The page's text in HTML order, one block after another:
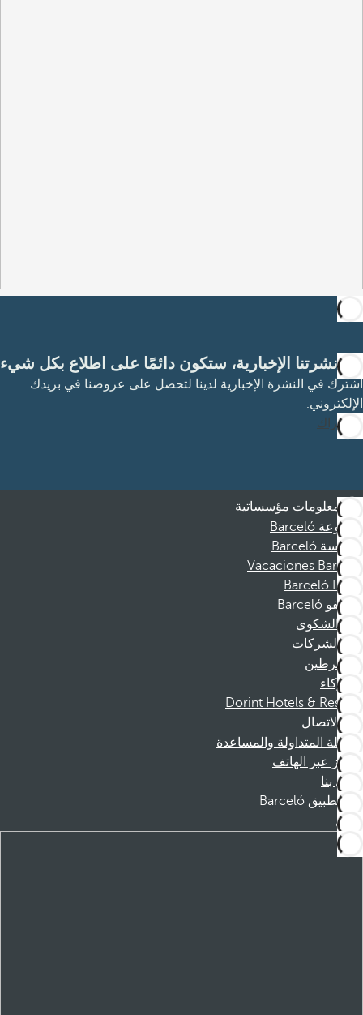
مع نشرتنا الإخبارية، ستكون دائمًا على اطلاع بكل شيء
اشترك في النشرة الإخبارية لدينا لتحصل على عروضنا في بريدك
الإلكتروني.
الاشتراك
معلومات مؤسساتية
مجموعة Barceló
مؤسسة Barceló
Vacaciones Barceló
Barceló Films
موظفو Barceló
قناة الشكوى
الشركات
المنخرطين
الشركاء
Dorint Hotels & Resorts
الاتصال
الأسئلة المتداولة والمساعدة
الحجز عبر الهاتف
اتصل بنا
تطبيق Barceló
تنزيل